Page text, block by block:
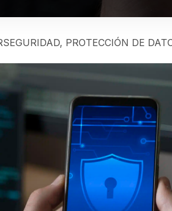
, PROTECCIÓN DE